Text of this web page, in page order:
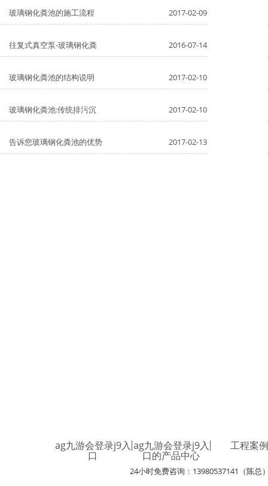
玻璃钢化粪池的施工流程 2017-02-09
往复式真空泵-玻璃钢化粪 2016-07-14
玻璃钢化粪池的结构说明 2017-02-10
玻璃钢化粪池:传统排污沉 2017-02-10
告诉您玻璃钢化粪池的优势 2017-02-13
ag九游会登录j9入
口
ag九游会登录j9入
口的产品中心
工程案例
24小时免费咨询：13980537141（陈总